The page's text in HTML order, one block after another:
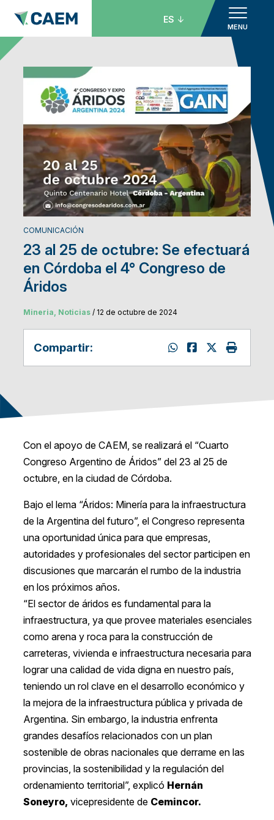
MENU
ES
COMUNICACIÓN
23 al 25 de octubre: Se efectuará
en Córdoba el 4° Congreso de
Áridos
Mineria, Noticias/ 12 de octubre de 2024
Compartir:
Con el apoyo de CAEM, se realizará el “Cuarto
Congreso Argentino de Áridos” del 23 al 25 de
octubre, en la ciudad de Córdoba.
Bajo el lema “Áridos: Minería para la infraestructura
de la Argentina del futuro”, el Congreso representa
una oportunidad única para que empresas,
autoridades y profesionales del sector participen en
discusiones que marcarán el rumbo de la industria
en los próximos años.
“El sector de áridos es fundamental para la
infraestructura, ya que provee materiales esenciales
como arena y roca para la construcción de
carreteras, vivienda e infraestructura necesaria para
lograr una calidad de vida digna en nuestro país,
teniendo un rol clave en el desarrollo económico y
la mejora de la infraestructura pública y privada de
Argentina. Sin embargo, la industria enfrenta
grandes desafíos relacionados con un plan
sostenible de obras nacionales que derrame en las
provincias, la sostenibilidad y la regulación del
ordenamiento territorial”, explicó Hernán
Soneyro, vicepresidente de Cemincor.